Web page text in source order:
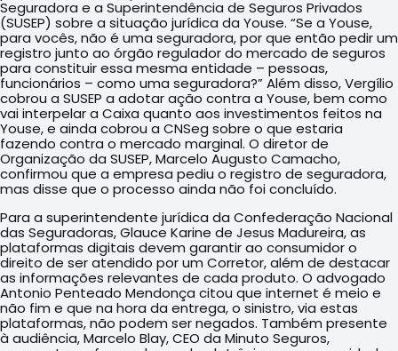
Seguradora e a Superintendência de Seguros Privados
(SUSEP) sobre a situação jurídica da Youse. “Se a Youse,
para vocês, não é uma seguradora, por que então pedir um
registro junto ao órgão regulador do mercado de seguros
para constituir essa mesma entidade – pessoas,
funcionários – como uma seguradora?” Além disso, Vergílio
cobrou a SUSEP a adotar ação contra a Youse, bem como
vai interpelar a Caixa quanto aos investimentos feitos na
Youse, e ainda cobrou a CNSeg sobre o que estaria
fazendo contra o mercado marginal. O diretor de
Organização da SUSEP, Marcelo Augusto Camacho,
confirmou que a empresa pediu o registro de seguradora,
mas disse que o processo ainda não foi concluído.
Para a superintendente jurídica da Confederação Nacional
das Seguradoras, Glauce Karine de Jesus Madureira, as
plataformas digitais devem garantir ao consumidor o
direito de ser atendido por um Corretor, além de destacar
as informações relevantes de cada produto. O advogado
Antonio Penteado Mendonça citou que internet é meio e
não fim e que na hora da entrega, o sinistro, via estas
plataformas, não podem ser negados. Também presente
à audiência, Marcelo Blay, CEO da Minuto Seguros,